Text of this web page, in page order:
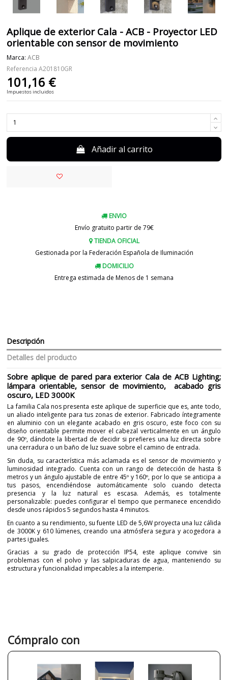
Aplique de exterior Cala - ACB - Proyector LED
orientable con sensor de movimiento
Marca: ACB
Referencia A201810GR
101,16 €
Impuestos incluidos
Añadir al carrito
ENVIO
Envío gratuito partir de 79€
TIENDA OFICIAL
Gestionada por la Federación Española de Iluminación
DOMICILIO
Entrega estimada de Menos de 1 semana
Descripción
Detalles del producto
Sobre aplique de pared para exterior Cala de ACB Lighting;
lámpara orientable, sensor de movimiento, acabado gris
oscuro, LED 3000K
La familia Cala nos presenta este aplique de superficie que es, ante todo,
un aliado inteligente para tus zonas de exterior. Fabricado íntegramente
en aluminio con un elegante acabado en gris oscuro, este foco con su
diseño orientable permite mover el cabezal verticalmente en un ángulo
de 90º, dándote la libertad de decidir si prefieres una luz directa sobre
una cerradura o un baño de luz suave sobre el camino de entrada.
Sin duda, su característica más aclamada es el sensor de movimiento y
luminosidad integrado. Cuenta con un rango de detección de hasta 8
metros y un ángulo ajustable de entre 45º y 160º, por lo que se anticipa a
tus pasos, encendiéndose automáticamente solo cuando detecta
presencia y la luz natural es escasa. Además, es totalmente
personalizable: puedes configurar el tiempo que permanece encendido
desde unos rápidos 5 segundos hasta 4 minutos.
En cuanto a su rendimiento, su fuente LED de 5,6W proyecta una luz cálida
de 3000K y 610 lúmenes, creando una atmósfera segura y acogedora a
partes iguales.
Gracias a su grado de protección IP54, este aplique convive sin
problemas con el polvo y las salpicaduras de agua, manteniendo su
estructura y funcionalidad impecables a la intemperie.
Ancho (cm)
Alto (cm)
6,3 cm
Cómpralo con